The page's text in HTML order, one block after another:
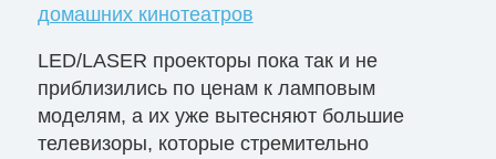
домашних кинотеатров
LED/LASER проекторы пока так и не
приблизились по ценам к ламповым
моделям, а их уже вытесняют большие
телевизоры, которые стремительно